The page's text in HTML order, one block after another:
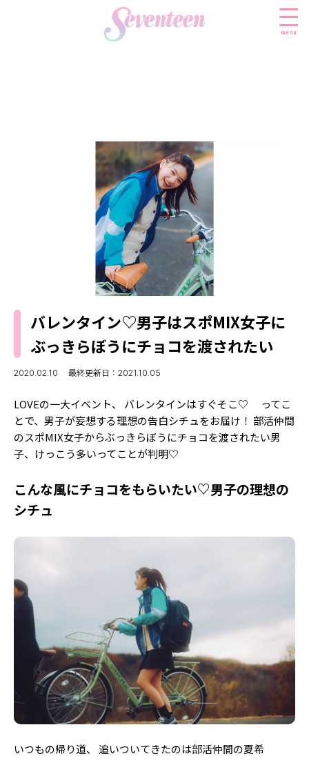
menu
ファッションニュース
ビューティニュース
トレンドメイク
ベストコスメ
ヘアアレンジ・ヘアケア
スクールニュース
学校ヘアメイク
勉強・受験・進路
ENTERTAINMENT
エンタメニュース
LIFESTYLE
ライフスタイルニュース
JKランキング・アワード
モデルの購入品
おでかけ
MODELS
MODEL'S BLOG
TikTok
Instagram
YouTube
FORTUNE
MISS SEVENTEEN
ミスセブンティーンニュース
MAGAZINE
バックナンバー
INFORMATION
について
Follow us
ST member
新規会員登録・ログイン
バレンタイン♡男子はスポMIX女子に
ぶっきらぼうにチョコを渡されたい
2020.02.10 最終更新日：2021.10.05
LOVEの一大イベント、 バレンタインはすぐそこ♡ ってこ
とで、男子が妄想する理想の告白シチュをお届け！ 部活仲間
のスポMIX女子からぶっきらぼうにチョコを渡されたい男
子、けっこう多いってことが判明♡
こんな風にチョコをもらいたい♡男子の理想の
シチュ
いつもの帰り道、 追いついてきたのは部活仲間の夏希